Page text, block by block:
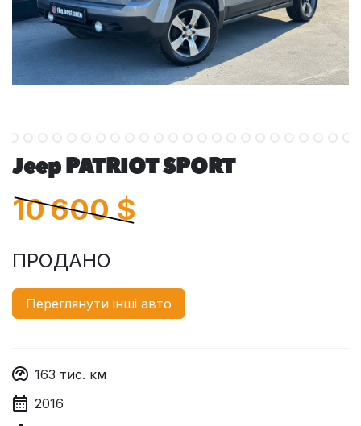
Jeep PATRIOT SPORT
10 600$
ПРОДАНО
Переглянути інші авто
163 тис. км
2016